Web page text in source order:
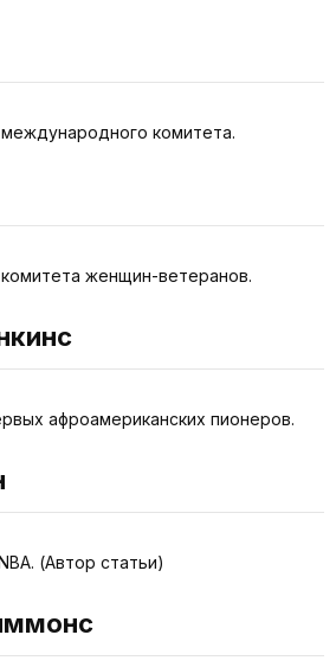
комитета.
женщин-ветеранов.
афроамериканских пионеров.
(Автор статьи)